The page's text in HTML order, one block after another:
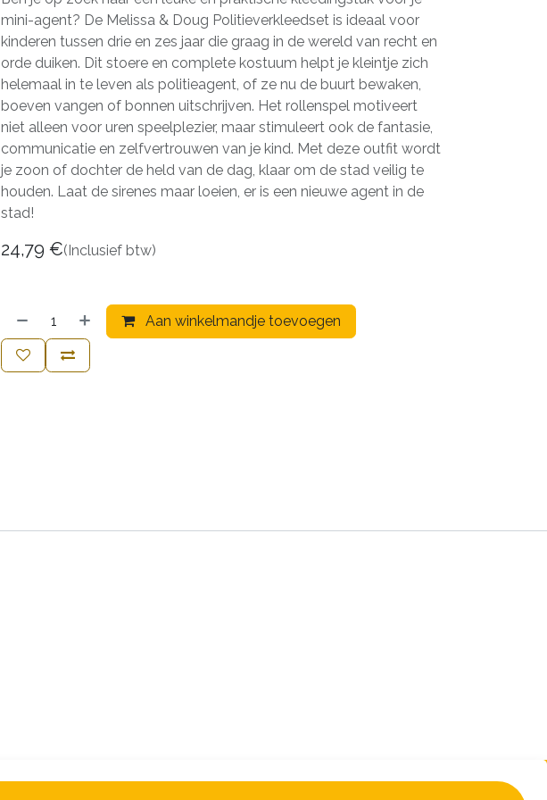
mini-agent? De Melissa & Doug Politieverkleedset is ideaal voor
kinderen tussen drie en zes jaar die graag in de wereld van recht en
orde duiken. Dit stoere en complete kostuum helpt je kleintje zich
helemaal in te leven als politieagent, of ze nu de buurt bewaken,
boeven vangen of bonnen uitschrijven. Het rollenspel motiveert
niet alleen voor uren speelplezier, maar stimuleert ook de fantasie,
communicatie en zelfvertrouwen van je kind. Met deze outfit wordt
je zoon of dochter de held van de dag, klaar om de stad veilig te
houden. Laat de sirenes maar loeien, er is een nieuwe agent in de
stad!
24,79 €(Inclusief btw)
Aan winkelmandje toevoegen